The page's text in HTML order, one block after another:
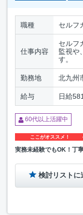
職種 セルフ
仕事内容
セルフ
監視や
す。
勤務地 北九州
給与 日給
60代以上活躍中
ここがオススメ！
実務未経験でもOK！丁
検討リストに